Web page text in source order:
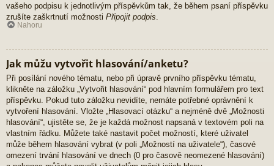
vašeho podpisu k jednotlivým příspěvkům tak, že během psaní příspěvku
zrušíte zaškrtnutí možnosti Připojit podpis
Nahoru
Jak můžu vytvořit hlasování/anketu?
Při posílání nového tématu, nebo při úpravě prvního příspěvku tématu,
klikněte na záložku „Vytvořit hlasování“ pod hlavním formulářem pro text
příspěvku. Pokud tuto záložku nevidíte, nemáte potřebné oprávnění k
vytvoření hlasování. Vložte „Hlasovací otázku“ a nejméně dvě „Možnosti
hlasování“, ujistěte se, že je každá možnost napsaná v textovém poli na
vlastním řádku. Můžete také nastavit počet možností, které uživatel
může během hlasování vybrat (v poli „Možností na uživatele“), časové
omezení trvání hlasování ve dnech (0 pro časově neomezené hlasování)